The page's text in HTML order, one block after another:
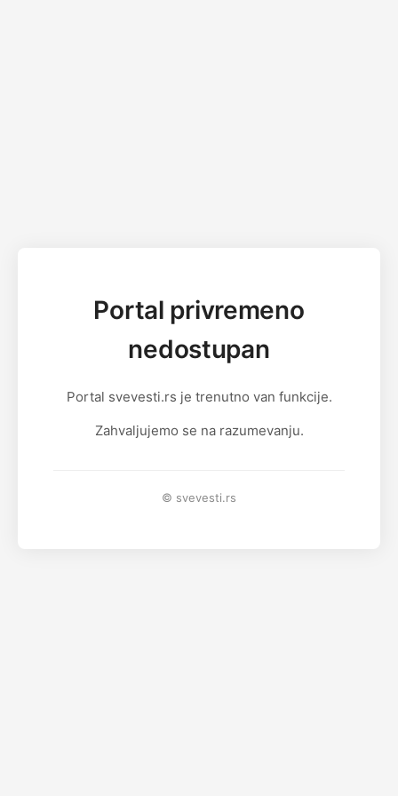
Portal privremeno
nedostupan
Portal svevesti.rs je trenutno van funkcije.
Zahvaljujemo se na razumevanju.
© svevesti.rs